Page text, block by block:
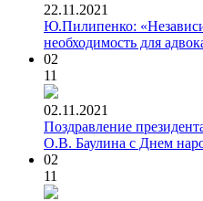
22.11.2021
Ю.Пилипенко:
необходимость для
02
11
02.11.2021
Поздравление
О.В. Баулина с Днем
02
11